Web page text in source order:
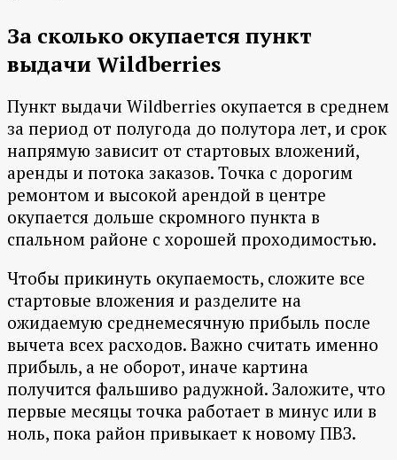
За сколько окупается пункт
выдачи Wildberries
Пункт выдачи Wildberries окупается в среднем
за период от полугода до полутора лет, и срок
напрямую зависит от стартовых вложений,
аренды и потока заказов. Точка с дорогим
ремонтом и высокой арендой в центре
окупается дольше скромного пункта в
спальном районе с хорошей проходимостью.
Чтобы прикинуть окупаемость, сложите все
стартовые вложения и разделите на
ожидаемую среднемесячную прибыль после
вычета всех расходов. Важно считать именно
прибыль, а не оборот, иначе картина
получится фальшиво радужной. Заложите, что
первые месяцы точка работает в минус или в
ноль, пока район привыкает к новому ПВЗ.